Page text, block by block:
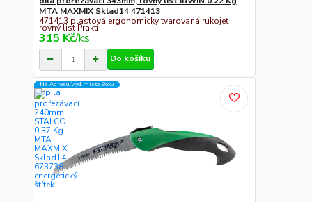
MTA MAXMIX Sklad14 471413
471413 plastová ergonomicky tvarovaná rukojeť
rovný list Prakti...
315 Kč/ks
Do košíku
Na Adresu,Výd.místo,Boxu